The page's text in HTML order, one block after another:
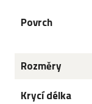
Povrch
Rozměry
Krycí délka